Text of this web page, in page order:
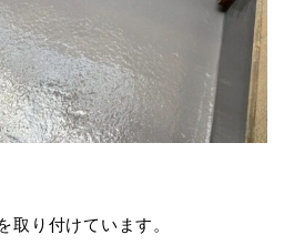
取り付けています。